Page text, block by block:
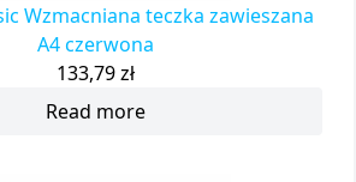
Wzmacniana teczka zawieszana
A4 czerwona
133,79zł
Read more